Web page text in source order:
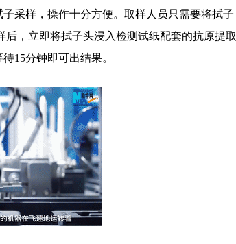
采样，操作十分方便。取样人员只需要将拭子
，立即将拭子头浸入检测试纸配套的抗原提取
15分钟即可出结果。